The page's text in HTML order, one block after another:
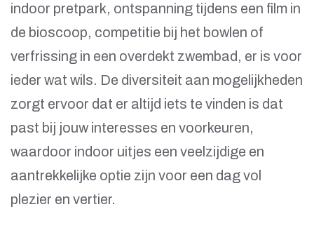
indoor pretpark, ontspanning tijdens een film in
de bioscoop, competitie bij het bowlen of
verfrissing in een overdekt zwembad, er is voor
ieder wat wils. De diversiteit aan mogelijkheden
zorgt ervoor dat er altijd iets te vinden is dat
past bij jouw interesses en voorkeuren,
waardoor indoor uitjes een veelzijdige en
aantrekkelijke optie zijn voor een dag vol
plezier en vertier.